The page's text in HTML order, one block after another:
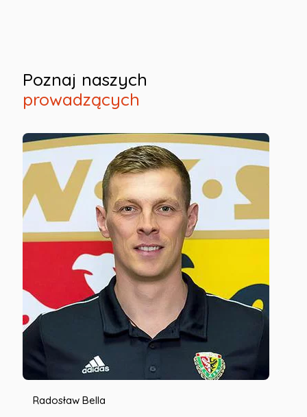
Poznaj naszych
prowadzących
Radosław Bella